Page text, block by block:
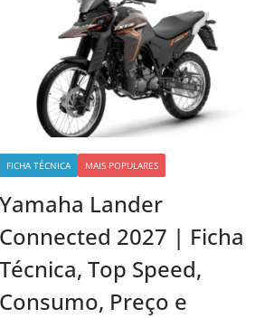
FICHA TÉCNICA MAIS POPULARES
Yamaha Lander
Connected 2027 | Ficha
Técnica, Top Speed,
Consumo, Preço e